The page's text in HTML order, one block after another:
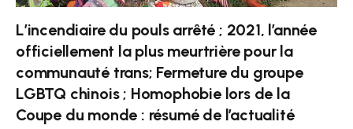
L’incendiaire du pouls arrêté ; 2021, l’année
officiellement la plus meurtrière pour la
communauté trans; Fermeture du groupe
LGBTQ chinois ; Homophobie lors de la
Coupe du monde : résumé de l’actualité